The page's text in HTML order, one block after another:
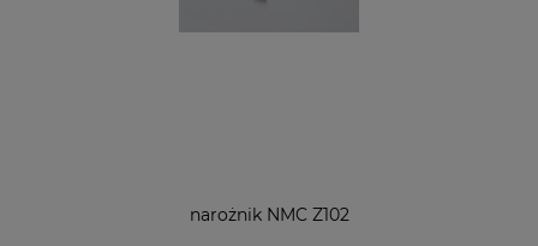
narożnik NMC Z102